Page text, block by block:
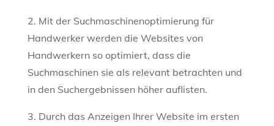
2. Mit der Suchmaschinenoptimierung für
Handwerker werden die Websites von
Handwerkern so optimiert, dass die
Suchmaschinen sie als relevant betrachten und
in den Suchergebnissen höher auflisten.
3. Durch das Anzeigen Ihrer Website im ersten